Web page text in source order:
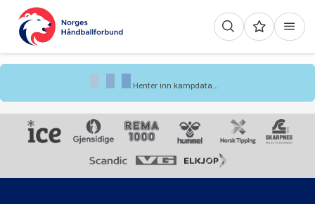
Henter inn kampdata...